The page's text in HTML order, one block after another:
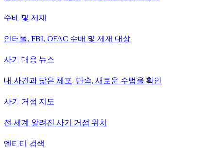
수배 및 제재
인터폴, FBI, OFAC 수배 및 제재 대상
사기 대응 뉴스
내 사건과 닮은 체포, 단속, 새로운 수법을 확인
사기 거점 지도
전 세계 알려진 사기 거점 위치
엔티티 검색